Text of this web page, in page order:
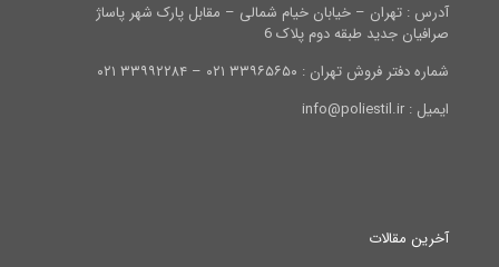
آدرس : تهران – خیابان خیام شمالی – مقابل پارک شهر پاساژ
صرافیان جدید طبقه دوم پلاک 6
شماره دفتر فروش تهران : ۳۳۹۶۵۶۵۰ ۰۲۱ – ۳۳۹۹۲۲۸۴ ۰۲۱
ایمیل : info@poliestil.ir
آخرین مقالات